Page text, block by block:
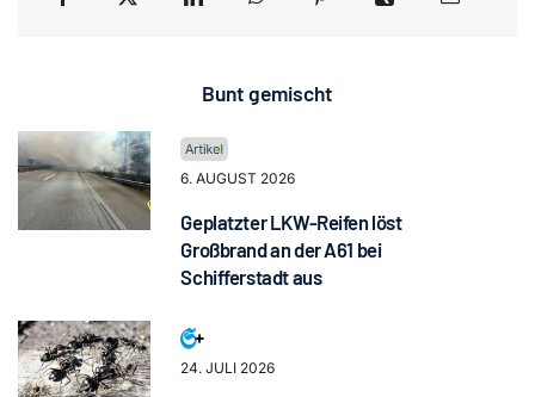
Bunt gemischt
6. AUGUST 2026
Geplatzter LKW-Reifen löst
Großbrand an der A61 bei
Schifferstadt aus
24. JULI 2026